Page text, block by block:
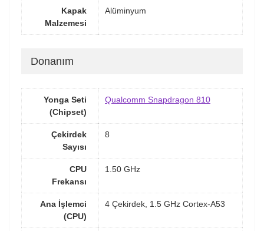
Kapak
Malzemesi
Alüminyum
Donanım
Yonga Seti
(Chipset)
Qualcomm Snapdragon 810
Çekirdek
Sayısı
8
CPU
Frekansı
1.50 GHz
Ana İşlemci
(CPU)
4 Çekirdek, 1.5 GHz Cortex-A53